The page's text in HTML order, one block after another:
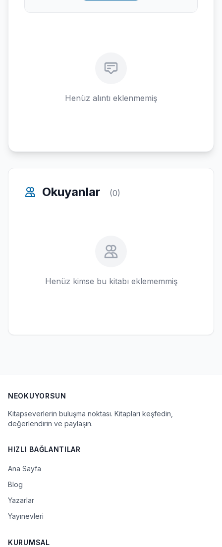
Henüz alıntı eklenmemiş
Okuyanlar (0)
Henüz kimse bu kitabı eklememmiş
NEOKUYORSUN
Kitapseverlerin buluşma noktası. Kitapları keşfedin,
değerlendirin ve paylaşın.
HIZLI BAĞLANTILAR
Ana Sayfa
Blog
Yazarlar
Yayınevleri
KURUMSAL